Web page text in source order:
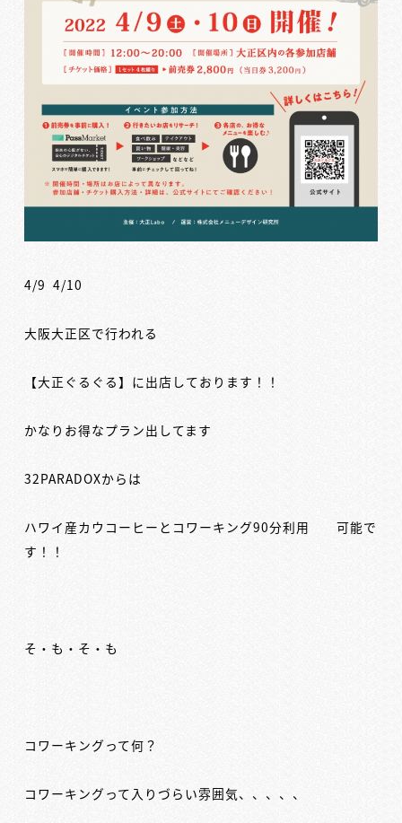
4/9 4/10
大阪大正区で行われる
【大正ぐるぐる】に出店しております！！
かなりお得なプラン出してます
32PARADOXからは
ハワイ産カウコーヒーとコワーキング90分利用 可能で
す！！
そ・も・そ・も
コワーキングって何？
コワーキングって入りづらい雰囲気、、、、、